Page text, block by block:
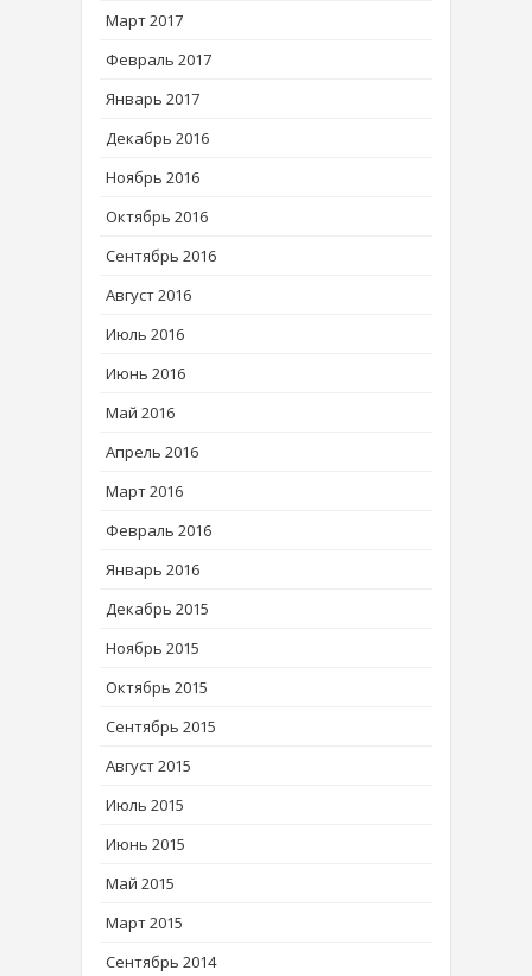
Март 2017
Февраль 2017
Январь 2017
Декабрь 2016
Ноябрь 2016
Октябрь 2016
Сентябрь 2016
Август 2016
Июль 2016
Июнь 2016
Май 2016
Апрель 2016
Март 2016
Февраль 2016
Январь 2016
Декабрь 2015
Ноябрь 2015
Октябрь 2015
Сентябрь 2015
Август 2015
Июль 2015
Июнь 2015
Май 2015
Март 2015
Сентябрь 2014